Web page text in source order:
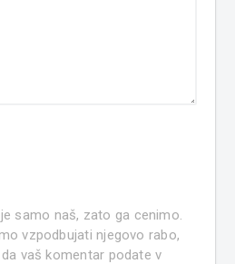
samo naš, zato ga cenimo.
vzpodbujati njegovo rabo,
vaš komentar podate v